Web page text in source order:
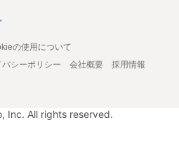
の使用について
バシーポリシー 会社概要
採用情報
Inc. All rights reserved.